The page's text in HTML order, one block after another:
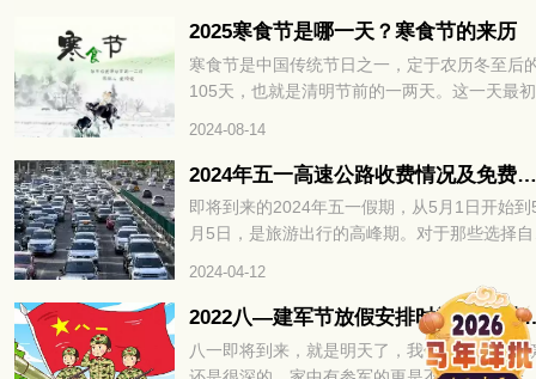
八月十五。那你知道阳历中2024年中秋节是几
几日吗？
2025寒食节是哪一天？寒食节的来历
寒食节是中国传统节日之一，定于农历冬至后
105天，也就是清明节前的一两天。这一天最
承了两千多年，曾被誉为中国民间最大的祭日
那么，2025寒食节是哪一天呢？让我们一起来
看吧。
2024-08-14
2024年五一高速公路收费情况及免费时间
即将到来的2024年五一假期，从5月1日开始到
月5日，是旅游出行的高峰期。对于那些选择
够免通行费。通常情况下，五一高速公路会有
费时间段，但每年的具体时间都不尽相同。所
以，让我们一同前往黄历小编的指导下，了解
下2024年五一高速公路的免费时间，以便更好
2024-04-12
2022八—建军节放假安排
八一即将到来，就是明天了，我们对八一的印